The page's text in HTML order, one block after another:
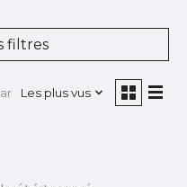
filtres
Les plus vus